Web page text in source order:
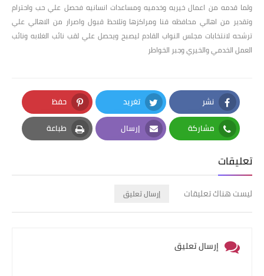
ولما قدمه من اعمال خيريه وخدميه ومساعدات انسانيه فحصل علي حب واحترام
وتقدير من اهالي محافظه قنا ومراكزها وتلاحظ قبول واصرار من الاهالي علي
ترشحه لانتخابات مجلس النواب القادم ليصبح ويحصل علي لقب نائب الغلابه ونائب
العمل الخدمي والخيري وجبر الخواطر
نشر
Facebook
تغريد
Twitter
حفظ
Pinterest
مشاركة
Whatsapp
إرسال
Email
طباعة
Print
تعليقات
ليست هناك تعليقات إرسال تعليق
إرسال تعليق